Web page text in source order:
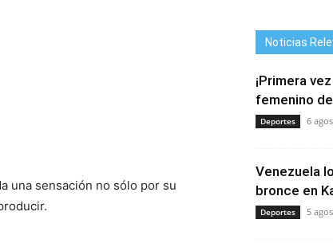
una sensación no sólo por su
Noticias
¡Primera
femenino
Deportes 6
Venezuela
bronce en
Deportes 5